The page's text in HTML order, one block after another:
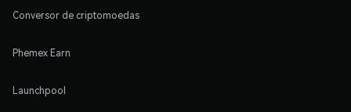
Conversor de criptomoedas
Phemex Earn
Launchpool